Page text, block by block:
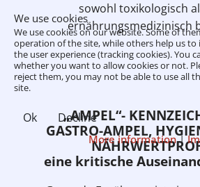
sowohl toxikologisch
ernährungsmedizinisch
„AMPEL“-
GASTRO-AMPEL,
eine kritische
We use cookies
We use cookies on our website. Some of
operation of the site, while others help us to
the user experience (tracking cookies). You
whether you want to allow cookies or not.
reject them, you may not be able to use all
site.
Ok Decline
More information|